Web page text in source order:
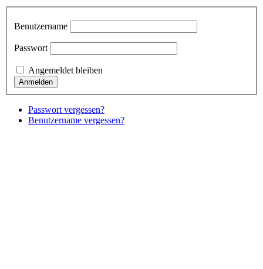
Benutzername
Passwort
Angemeldet bleiben
Passwort vergessen?
Benutzername vergessen?